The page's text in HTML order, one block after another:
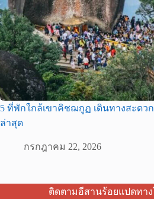
5 ที่พักใกล้เขาคิชฌกูฏ เดินทางสะดว
ล่าสุด
กรกฎาคม 22, 2026
ติดตามอีสานร้อยแปดทาง